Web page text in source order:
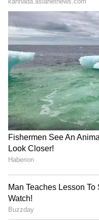
ಕಾಟೇರ ನಿರ್ದೇಶಕ
ಜಗಪತಿ ಬಾಬು; ದರ್ಶನ್
"ರಾಜಕೀಯ ಬೇಡ,
ಕನಕೋತ್ಸವದಲ್ಲಿ ರಿಷಬ್
Shetty speech |
ಶೇ.50 ರಿಂದ ಶೇ.18
ಟ್ರಂಪ್ ಐತಿಹಾಸಿಕ
Trade Deal | Party